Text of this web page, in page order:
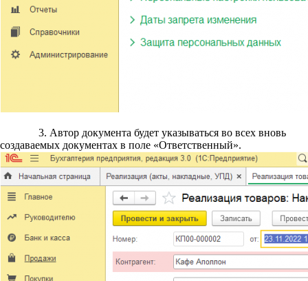
3. Автор документа будет указываться во всех вновь
создаваемых документах в поле «Ответственный».